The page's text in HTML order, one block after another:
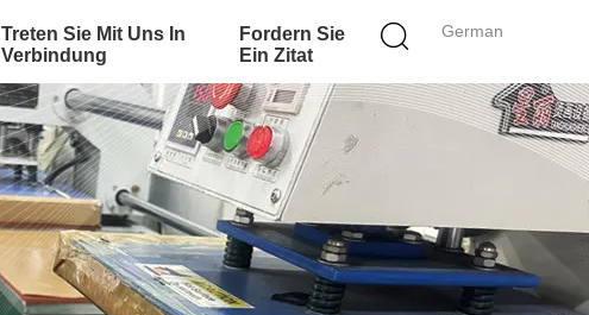
German
Treten Sie Mit Uns In
Verbindung
Fordern Sie
Ein Zitat